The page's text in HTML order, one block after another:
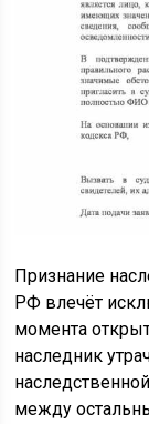
Признание
РФ влечёт
момента
наследник
между